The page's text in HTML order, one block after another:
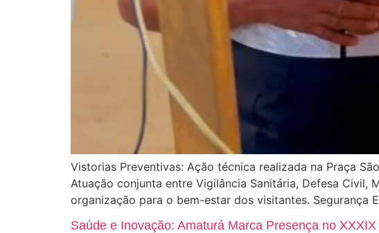
Vistorias Preventivas: Ação técnica realizada na Praça
Atuação conjunta entre Vigilância Sanitária, Defesa Civil,
organização para o bem-estar dos visitantes.
Saúde e Inovação: Amaturá Marca Presença no